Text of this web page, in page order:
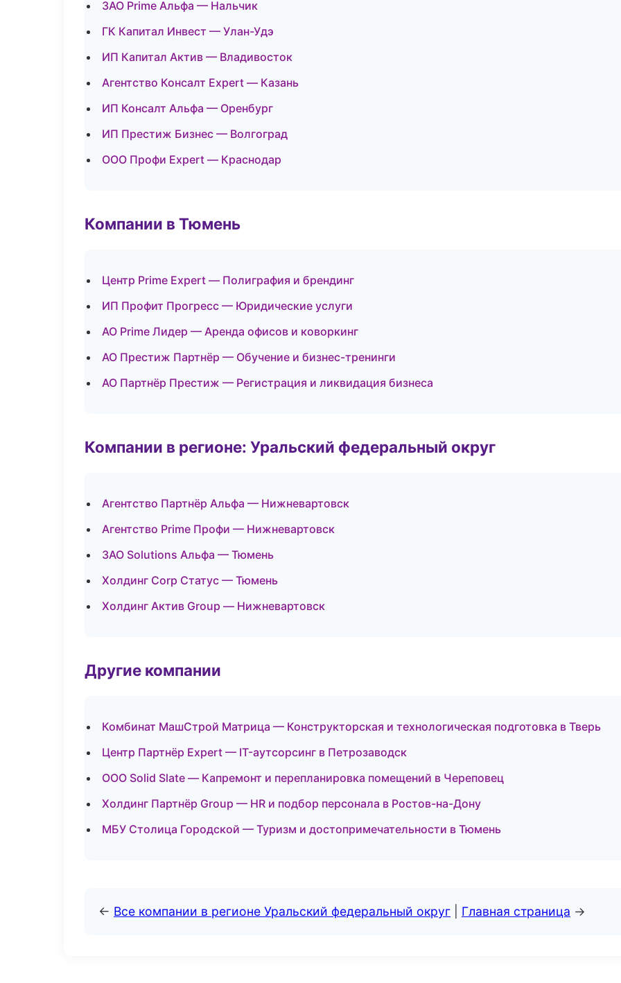
ЗАО Prime Альфа — Нальчик
ГК Капитал Инвест — Улан-Удэ
ИП Капитал Актив — Владивосток
Агентство Консалт Expert — Казань
ИП Консалт Альфа — Оренбург
ИП Престиж Бизнес — Волгоград
ООО Профи Expert — Краснодар
Компании в Тюмень
Центр Prime Expert — Полиграфия и брендинг
ИП Профит Прогресс — Юридические услуги
АО Prime Лидер — Аренда офисов и коворкинг
АО Престиж Партнёр — Обучение и бизнес-тренинги
АО Партнёр Престиж — Регистрация и ликвидация бизнеса
Компании в регионе: Уральский федеральный округ
Агентство Партнёр Альфа — Нижневартовск
Агентство Prime Профи — Нижневартовск
ЗАО Solutions Альфа — Тюмень
Холдинг Corp Статус — Тюмень
Холдинг Актив Group — Нижневартовск
Другие компании
Комбинат МашСтрой Матрица — Конструкторская и технологическая подготовка в Тверь
Центр Партнёр Expert — IT-аутсорсинг в Петрозаводск
ООО Solid Slate — Капремонт и перепланировка помещений в Череповец
Холдинг Партнёр Group — HR и подбор персонала в Ростов-на-Дону
МБУ Столица Городской — Туризм и достопримечательности в Тюмень
← Все компании в регионе Уральский федеральный округ Главная страница →